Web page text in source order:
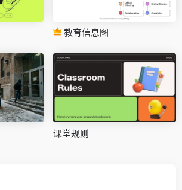
教育信息图
课堂规则